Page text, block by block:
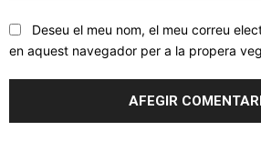
Deseu el meu nom, el meu correu
en aquest navegador per a la propera